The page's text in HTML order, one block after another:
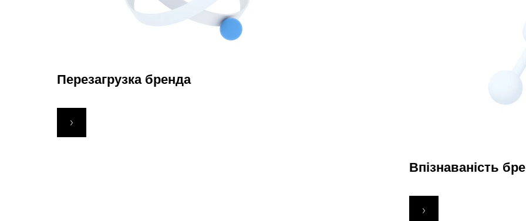
Перезагрузка бренда
Впізнаваність
Обговоримо ваш проєкт?
Сформуємо пропозицію, яка допоможе поліпшити
показники вашого бізнесу